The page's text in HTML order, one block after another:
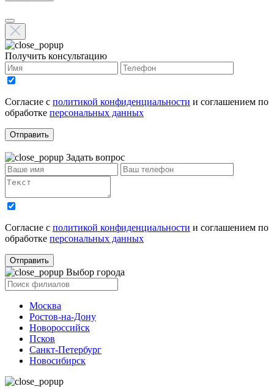
Получить консультацию
Согласие с политикой конфиденциальности и соглашением по
обработке персональных данных
Отправить
Задать вопрос
Согласие с политикой конфиденциальности и соглашением по
обработке персональных данных
Отправить
Выбор города
Москва
Ростов-на-Дону
Новороссийск
Псков
Санкт-Петербург
Новосибирск